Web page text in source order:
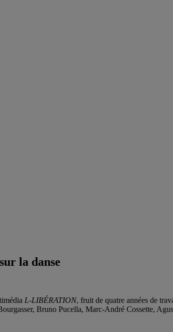
la danse
L-LIBÉRATION, fruit de quatre années de
Bruno Pucella, Marc-André Cossette,